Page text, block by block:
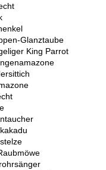
Glanztaube
King Parrot